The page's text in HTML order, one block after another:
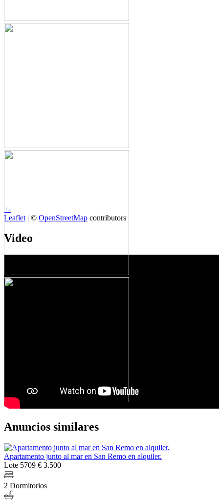
+-
Leaflet | © OpenStreetMap contributors
Video
Anuncios similares
Apartamento junto al mar en San Remo en alquiler.
Lote 5709 € 3.500
2 Dormitorios